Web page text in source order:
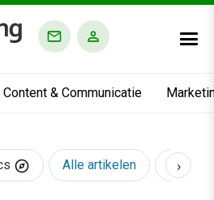
Content & Communicatie
Alle artikelen AI &
›